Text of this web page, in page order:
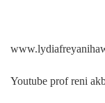
Youtube prof reni